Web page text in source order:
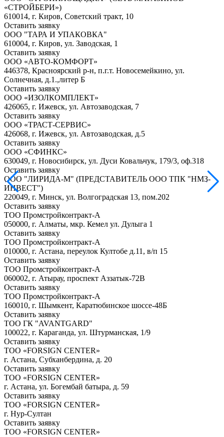
«СТРОЙБЕРИ»)
610014, г. Киров, Советский тракт, 10
Оставить заявку
ООО "ТАРА И УПАКОВКА"
610004, г. Киров, ул. Заводская, 1
Оставить заявку
ООО «АВТО-КОМФОРТ»
446378, Красноярский р-н, п.г.т. Новосемейкино, ул.
Солнечная, д.1.,литер Б
Оставить заявку
ООО «ИЗОЛКОМПЛЕКТ»
426065, г. Ижевск, ул. Автозаводская, 7
Оставить заявку
ООО «ТРАСТ-СЕРВИС»
426068, г. Ижевск, ул. Автозаводская, д.5
Оставить заявку
ООО «СФИНКС»
630049, г. Новосибирск, ул. Дуси Ковальчук, 179/3, оф.318
Оставить заявку
ООО "ЛИРИДА-М" (ПРЕДСТАВИТЕЛЬ ООО ТПК "НМЗ-
ИНВЕСТ")
220049, г. Минск, ул. Волгоградская 13, пом.202
Оставить заявку
ТОО Промстройконтракт-А
050000, г. Алматы, мкр. Кемел ул. Дулыга 1
Оставить заявку
ТОО Промстройконтракт-А
010000, г. Астана, переулок Култобе д.11, в/п 15
Оставить заявку
ТОО Промстройконтракт-А
060002, г. Атырау, проспект Аззатык-72В
Оставить заявку
ТОО Промстройконтракт-А
160010, г. Шымкент, Каратюбинское шоссе-48Б
Оставить заявку
ТОО ГК "AVANTGARD"
100022, г. Караганда, ул. Штурманская, 1/9
Оставить заявку
ТОО «FORSIGN CENTER»
г. Астана, Субханбердина, д. 20
Оставить заявку
ТОО «FORSIGN CENTER»
г. Астана, ул. Богембай батыра, д. 59
Оставить заявку
ТОО «FORSIGN CENTER»
г. Нур-Султан
Оставить заявку
ТОО «FORSIGN CENTER»